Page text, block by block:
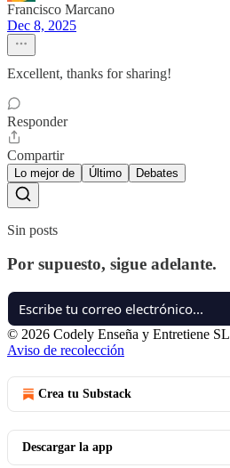
Francisco Marcano
Dec 8, 2025
Excellent, thanks for sharing!
Responder
Compartir
Lo mejor de Último Debates
Sin posts
Por supuesto, sigue adelante.
© 2026 Codely Enseña y Entretiene SL
Aviso de recolección
Crea tu Substack
Descargar la app